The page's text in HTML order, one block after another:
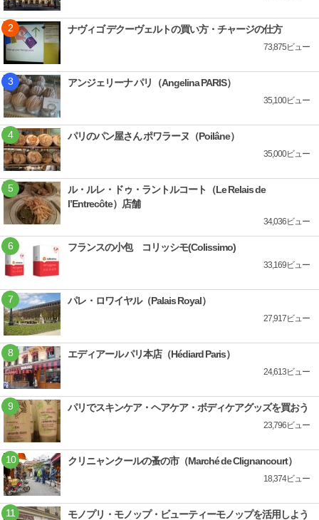
ナヴィゴ デクーヴェルトの買い方・チャージの仕方
73,875ビュー
アンジェリーナ パリ（Angelina PARIS）
35,100ビュー
パリのパン屋さん ポワラーヌ（Poilâne）
35,000ビュー
ル・ルレ・ドゥ・ラントルコート（Le Relais de
l’Entrecôte）店舗
34,036ビュー
フランスの小包 コリッシモ(Colissimo)
33,169ビュー
パレ・ロワイヤル（Palais Royal）
27,917ビュー
エディアール パリ本店（Hédiard Paris）
24,613ビュー
パリでスキンケア・ヘアケア・ボディケアグッズを買おう
23,796ビュー
クリニャンクールの蚤の市（Marché de Clignancourt）
18,374ビュー
モノプリ・モノップ・ビューティーモノップを活用しよう